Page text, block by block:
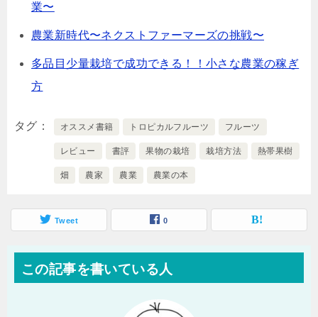
業〜
農業新時代〜ネクストファーマーズの挑戦〜
多品目少量栽培で成功できる！！小さな農業の稼ぎ
方
タグ オススメ書籍 トロピカルフルーツ フルーツ
レビュー 書評 果物の栽培 栽培方法 熱帯果樹
畑 農家 農業 農業の本
Tweet 0
この記事を書いている人